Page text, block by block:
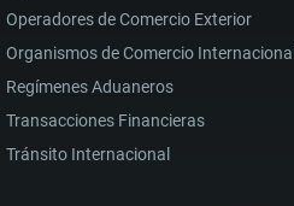
Operadores de Comercio Exterior
Organismos de Comercio Internacional
Regímenes Aduaneros
Transacciones Financieras
Tránsito Internacional